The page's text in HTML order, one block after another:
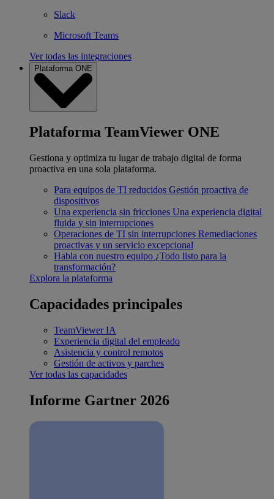
Slack
Microsoft Teams
Ver todas las integraciones
Plataforma ONE
Plataforma TeamViewer ONE
Gestiona y optimiza tu lugar de trabajo digital de forma
proactiva en una sola plataforma.
Para equipos de TI reducidos Gestión proactiva de
dispositivos
Una experiencia sin fricciones Una experiencia digital
fluida y sin interrupciones
Operaciones de TI sin interrupciones Remediaciones
proactivas y un servicio excepcional
Habla con nuestro equipo ¿Todo listo para la
transformación?
Explora la plataforma
Capacidades principales
TeamViewer IA
Experiencia digital del empleado
Asistencia y control remotos
Gestión de activos y parches
Ver todas las capacidades
Informe Gartner 2026